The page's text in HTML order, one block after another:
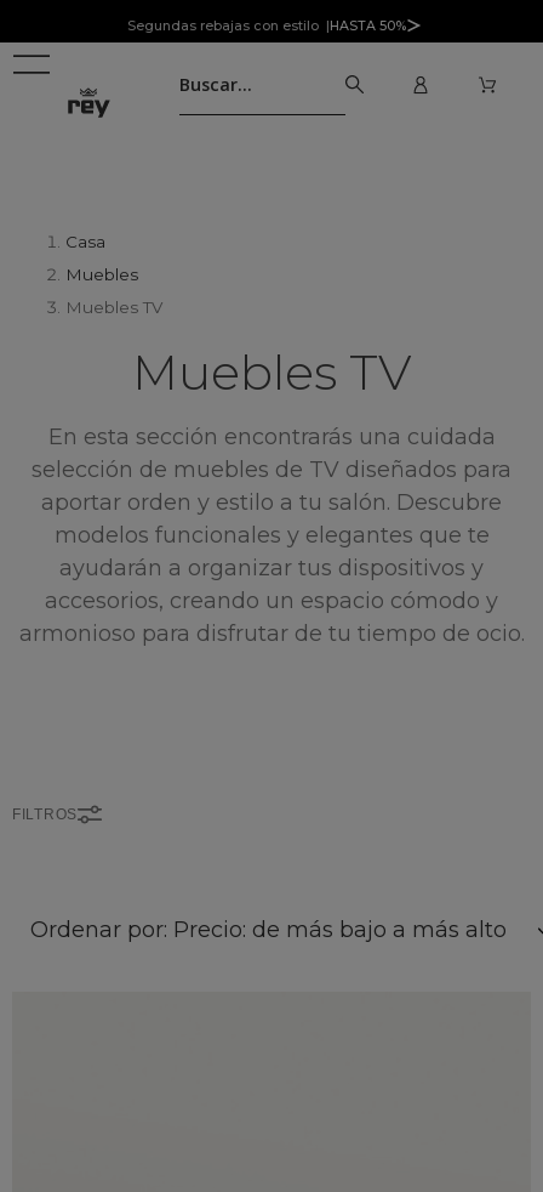
Segundas rebajas con estilo |HASTA 50%
Casa
Muebles
Muebles TV
Muebles TV
En esta sección encontrarás una cuidada
selección de muebles de TV diseñados para
aportar orden y estilo a tu salón. Descubre
modelos funcionales y elegantes que te
ayudarán a organizar tus dispositivos y
accesorios, creando un espacio cómodo y
armonioso para disfrutar de tu tiempo de ocio.
FILTROS
Ordenar por: Precio: de más bajo a más alto